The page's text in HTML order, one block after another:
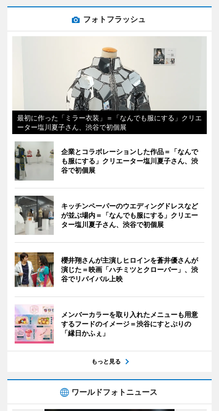
フォトフラッシュ
最初に作った「ミラー衣装」＝「なんでも服にする」クリエ
ーター塩川夏子さん、渋谷で初個展
企業とコラボレーションした作品＝「なんで
も服にする」クリエーター塩川夏子さん、渋
谷で初個展
キッチンペーパーのウエディングドレスなど
が並ぶ場内＝「なんでも服にする」クリエー
ター塩川夏子さん、渋谷で初個展
櫻井翔さんが主演しヒロインを蒼井優さんが
演じた＝映画「ハチミツとクローバー」、渋
谷でリバイバル上映
メンバーカラーを取り入れたメニューも用意
するフードのイメージ＝渋谷にすとぷりの
「縁日かふぇ」
もっと見る
ワールドフォトニュース